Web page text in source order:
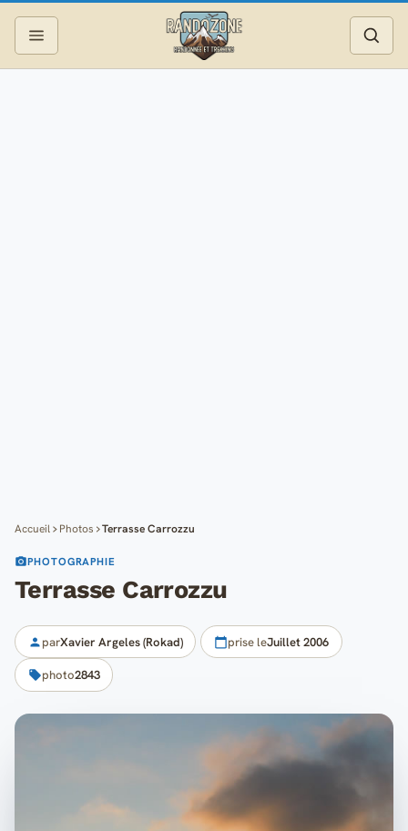
Accueil Photos Terrasse Carrozzu
PHOTOGRAPHIE
Terrasse Carrozzu
parXavier Argeles (Rokad) prise leJuillet 2006
photo2843